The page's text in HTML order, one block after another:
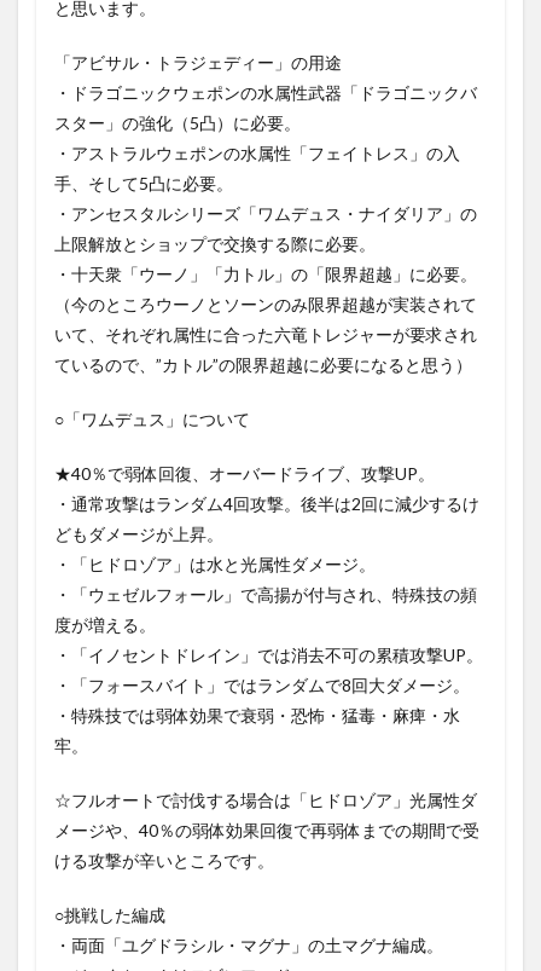
と思います。
「アビサル・トラジェディー」の用途
・ドラゴニックウェポンの水属性武器「ドラゴニックバ
スター」の強化（5凸）に必要。
・アストラルウェポンの水属性「フェイトレス」の入
手、そして5凸に必要。
・アンセスタルシリーズ「ワムデュス・ナイダリア」の
上限解放とショップで交換する際に必要。
・十天衆「ウーノ」「力トル」の「限界超越」に必要。
（今のところウーノとソーンのみ限界超越が実装されて
いて、それぞれ属性に合った六竜トレジャーが要求され
ているので、”カトル”の限界超越に必要になると思う）
○「ワムデュス」について
★40％で弱体回復、オーバードライブ、攻撃UP。
・通常攻撃はランダム4回攻撃。後半は2回に減少するけ
どもダメージが上昇。
・「ヒドロゾア」は水と光属性ダメージ。
・「ウェゼルフォール」で高揚が付与され、特殊技の頻
度が増える。
・「イノセントドレイン」では消去不可の累積攻撃UP。
・「フォースバイト」ではランダムで8回大ダメージ。
・特殊技では弱体効果で衰弱・恐怖・猛毒・麻痺・水
牢。
☆フルオートで討伐する場合は「ヒドロゾア」光属性ダ
メージや、40％の弱体効果回復で再弱体までの期間で受
ける攻撃が辛いところです。
○挑戦した編成
・両面「ユグドラシル・マグナ」の土マグナ編成。